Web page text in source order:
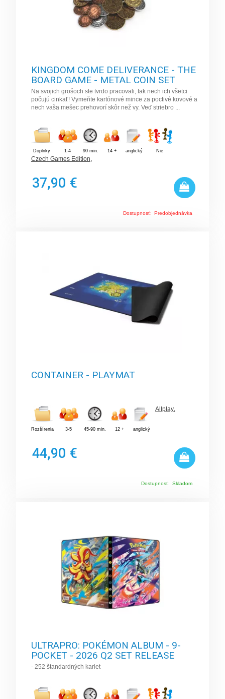
KINGDOM COME DELIVERANCE - THE
BOARD GAME - METAL COIN SET
Na svojich grošoch ste tvrdo pracovali, tak nech ich všetci
počujú cinkať! Vymeňte kartónové mince za poctivé kovové a
nech vaša mešec prehovorí skôr než vy. Veď striebro ...
Doplnky 1-4 90 min. 14 + anglický Nie
Czech Games Edition,
37,90 €
Dostupnosť: Predobjednávka
CONTAINER - PLAYMAT
Rozšírenia 3-5 45-90 min. 12 + anglický
Allplay,
44,90 €
Dostupnosť: Skladom
ULTRAPRO: POKÉMON ALBUM - 9-
POCKET - 2026 Q2 SET RELEASE
- 252 štandardných kariet